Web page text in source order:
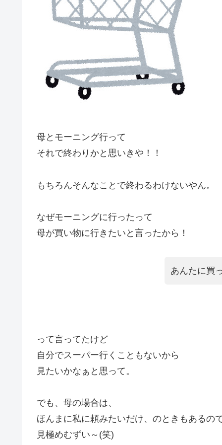
母とモーニング行って
それで終わりかと思いきや！！
もちろんそんなことで終わるわけないやん。
なぜモーニングに行ったって
母が買い物に行きたいと言ったから！
あんたに買
って言ってたけど
自分でスーパー行くこともないから
見たいかなぁと思って。
でも、母の場合は、
ほんまに私に頼みたいだけ、のときもあるの
見極めむずい～(笑)